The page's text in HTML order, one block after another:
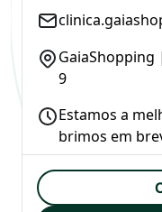
GaiaShopping
9
Estamos a
brimos em